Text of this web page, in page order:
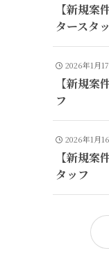
【新規案
タースタ
2026年1月
【新規案
フ
2026年1月
【新規案
タッフ